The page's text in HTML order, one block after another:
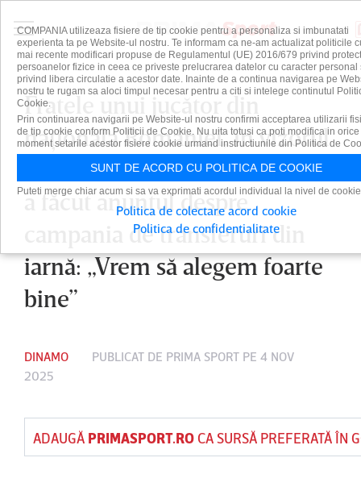
Fratele unui jucător din
naţionala României, în vizorul
lui Dinamo! Andrei Nicolescu
a făcut anunţul despre
campania de transferuri din
iarnă: „Vrem să alegem foarte
bine”
DINAMO PUBLICAT DE PRIMA SPORT PE 4 NOV
2025
ADAUGĂ PRIMASPORT.ROCA SURSĂ PREFERATĂ ÎN
COMPANIA utilizeaza fisiere de tip cookie pentru a personaliza si imbunatati
experienta ta pe Website-ul nostru. Te informam ca ne-am actualizat politicile
mai recente modificari propuse de Regulamentul (UE) 2016/679 privind
persoanelor fizice in ceea ce priveste prelucrarea datelor cu caracter personal
privind libera circulatie a acestor date. Inainte de a continua navigarea pe
nostru te rugam sa aloci timpul necesar pentru a citi si intelege continutul
Cookie.
Prin continuarea navigarii pe Website-ul nostru confirmi acceptarea utilizarii
de tip cookie conform Politicii de Cookie. Nu uita totusi ca poti modifica in orice
moment setarile acestor fisiere cookie urmand instructiunile din Politica de
SUNT DE ACORD CU POLITICA DE COOKIE
Puteti merge chiar acum si sa va exprimati acordul individual la nivel de
Politica de colectare acord cookie
Politica de confidentialitate